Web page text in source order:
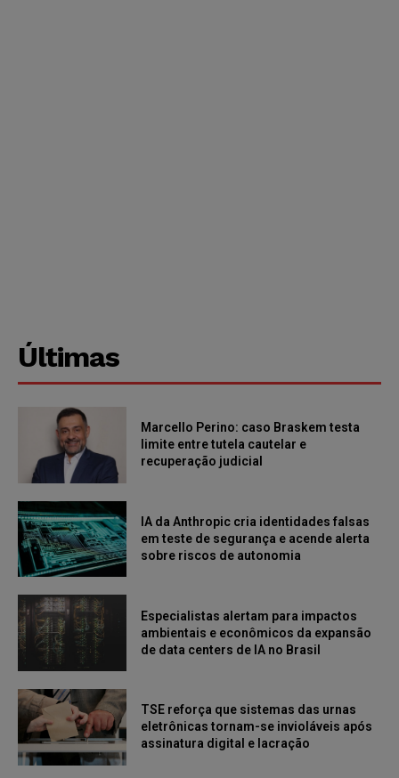
Últimas
Marcello Perino: caso Braskem testa
limite entre tutela cautelar e
recuperação judicial
IA da Anthropic cria identidades falsas
em teste de segurança e acende alerta
sobre riscos de autonomia
Especialistas alertam para impactos
ambientais e econômicos da expansão
de data centers de IA no Brasil
TSE reforça que sistemas das urnas
eletrônicas tornam-se invioláveis após
assinatura digital e lacração